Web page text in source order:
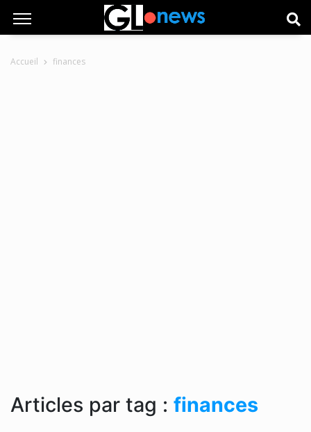
Accueil finances
Articles par tag : finances